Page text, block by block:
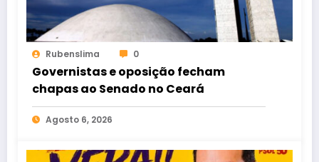
Rubenslima 0
Governistas e oposição fecham
chapas ao Senado no Ceará
Agosto 6, 2026